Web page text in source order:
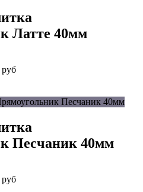
Латте 40мм
руб
Песчаник 40мм
руб